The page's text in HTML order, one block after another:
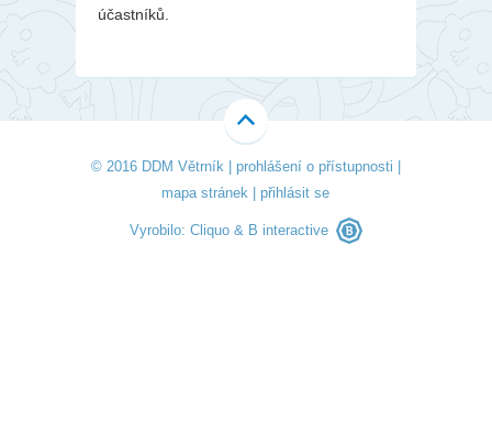
účastníků.
© 2016 DDM Větrník | prohlášení o přístupnosti
mapa stránek |přihlásit se
Vyrobilo:Cliquo & B interactive